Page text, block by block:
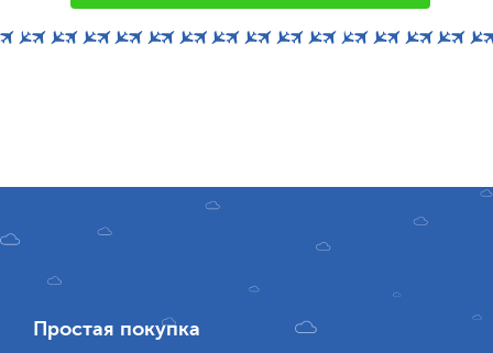
Простая покупка